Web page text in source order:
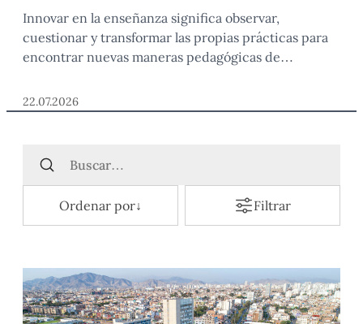
Innovar en la enseñanza significa observar,
cuestionar y transformar las propias prácticas para
encontrar nuevas maneras pedagógicas de
estudiantes. Con esa mirada, el Premio a la
Innovación y Buenas Prácticas en la Docencia
profesores PUCP que participaron en 22
experiencias: 13
22.07.2026
Ordenar por↓ Filtrar